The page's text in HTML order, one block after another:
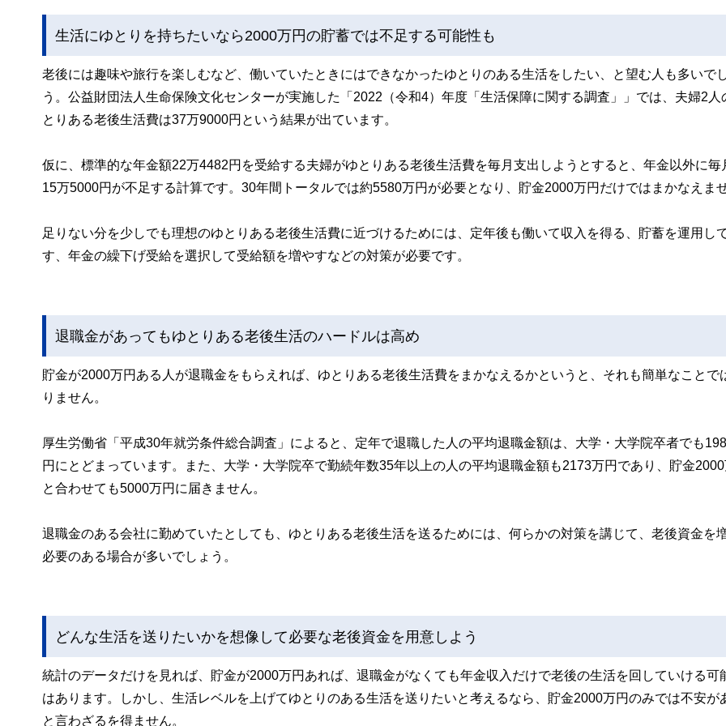
生活にゆとりを持ちたいなら2000万円の貯蓄では不足する可能性も
老後には趣味や旅行を楽しむなど、働いていたときにはできなかったゆとりのある生活をしたい、と望む人も多いで
う。公益財団法人生命保険文化センターが実施した「2022（令和4）年度「生活保障に関する調査」」では、夫婦2人
とりある老後生活費は37万9000円という結果が出ています。
仮に、標準的な年金額22万4482円を受給する夫婦がゆとりある老後生活費を毎月支出しようとすると、年金以外に毎
15万5000円が不足する計算です。30年間トータルでは約5580万円が必要となり、貯金2000万円だけではまかなえませ
足りない分を少しでも理想のゆとりある老後生活費に近づけるためには、定年後も働いて収入を得る、貯蓄を運用し
す、年金の繰下げ受給を選択して受給額を増やすなどの対策が必要です。
退職金があってもゆとりある老後生活のハードルは高め
貯金が2000万円ある人が退職金をもらえれば、ゆとりある老後生活費をまかなえるかというと、それも簡単なことで
りません。
厚生労働省「平成30年就労条件総合調査」によると、定年で退職した人の平均退職金額は、大学・大学院卒者でも
円にとどまっています。また、大学・大学院卒で勤続年数35年以上の人の平均退職金額も2173万円であり、貯金2000
と合わせても5000万円に届きません。
退職金のある会社に勤めていたとしても、ゆとりある老後生活を送るためには、何らかの対策を講じて、老後資金を
必要のある場合が多いでしょう。
どんな生活を送りたいかを想像して必要な老後資金を用意しよう
統計のデータだけを見れば、貯金が2000万円あれば、退職金がなくても年金収入だけで老後の生活を回していける可
はあります。しかし、生活レベルを上げてゆとりのある生活を送りたいと考えるなら、貯金2000万円のみでは不安が
と言わざるを得ません。